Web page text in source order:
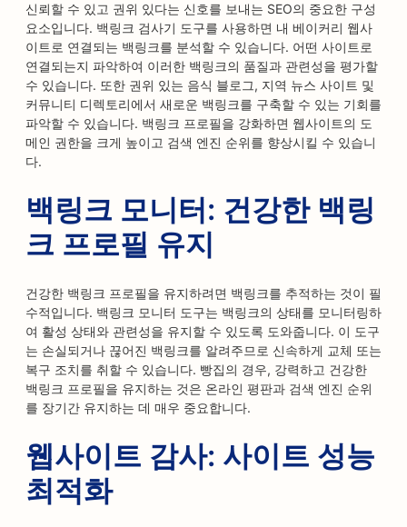
신뢰할 수 있고 권위 있다는 신호를 보내는 SEO의 중요한 구성
요소입니다. 백링크 검사기 도구를 사용하면 내 베이커리 웹사
이트로 연결되는 백링크를 분석할 수 있습니다. 어떤 사이트로
연결되는지 파악하여 이러한 백링크의 품질과 관련성을 평가할
수 있습니다. 또한 권위 있는 음식 블로그, 지역 뉴스 사이트 및
커뮤니티 디렉토리에서 새로운 백링크를 구축할 수 있는 기회를
파악할 수 있습니다. 백링크 프로필을 강화하면 웹사이트의 도
메인 권한을 크게 높이고 검색 엔진 순위를 향상시킬 수 있습니
다.
백링크 모니터: 건강한 백링
크 프로필 유지
건강한 백링크 프로필을 유지하려면 백링크를 추적하는 것이 필
수적입니다. 백링크 모니터 도구는 백링크의 상태를 모니터링하
여 활성 상태와 관련성을 유지할 수 있도록 도와줍니다. 이 도구
는 손실되거나 끊어진 백링크를 알려주므로 신속하게 교체 또는
복구 조치를 취할 수 있습니다. 빵집의 경우, 강력하고 건강한
백링크 프로필을 유지하는 것은 온라인 평판과 검색 엔진 순위
를 장기간 유지하는 데 매우 중요합니다.
웹사이트 감사: 사이트 성능
최적화